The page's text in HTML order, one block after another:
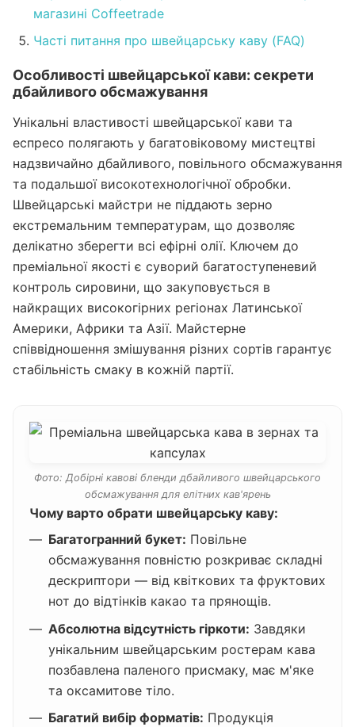
магазині Coffeetrade
Часті питання про швейцарську каву (FAQ)
Особливості швейцарської кави: секрети
дбайливого обсмажування
Унікальні властивості швейцарської кави та
еспресо полягають у багатовіковому мистецтві
надзвичайно дбайливого, повільного обсмажування
та подальшої високотехнологічної обробки.
Швейцарські майстри не піддають зерно
екстремальним температурам, що дозволяє
делікатно зберегти всі ефірні олії. Ключем до
преміальної якості є суворий багатоступеневий
контроль сировини, що закуповується в
найкращих високогірних регіонах Латинської
Америки, Африки та Азії. Майстерне
співвідношення змішування різних сортів гарантує
стабільність смаку в кожній партії.
Фото: Добірні кавові бленди дбайливого швейцарського
обсмажування для елітних кав'ярень
Чому варто обрати швейцарську каву:
Багатогранний букет: Повільне
обсмажування повністю розкриває складні
дескриптори — від квіткових та фруктових
нот до відтінків какао та прянощів.
Абсолютна відсутність гіркоти: Завдяки
унікальним швейцарським ростерам кава
позбавлена паленого присмаку, має м'яке
та оксамитове тіло.
Багатий вибір форматів: Продукція